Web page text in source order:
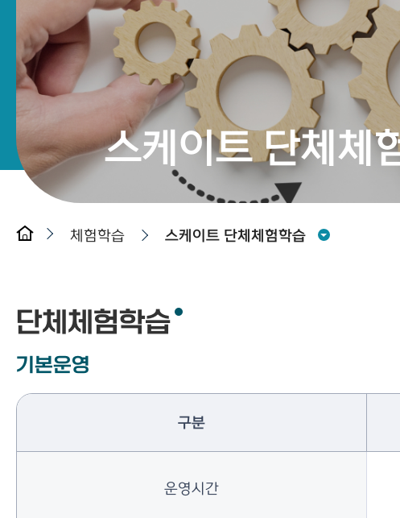
스케이트 단체체
체험학습 스케이트 단체체험학습
단체체험학습
기본운영
구분
운영시간